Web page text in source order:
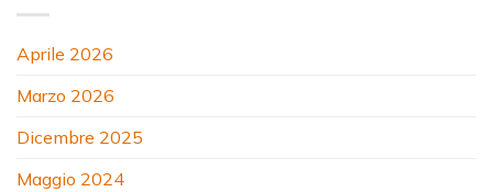
Aprile 2026
Marzo 2026
Dicembre 2025
Maggio 2024